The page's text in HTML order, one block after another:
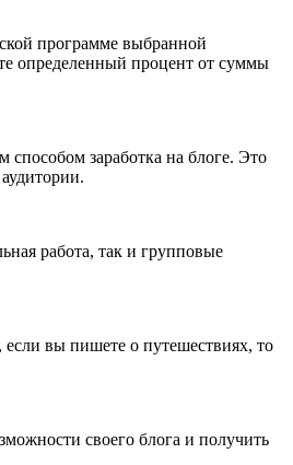
программе выбранной
определенный процент от суммы
заработка на блоге. Это
работа, так и групповые
вы пишете о путешествиях, то
своего блога и получить